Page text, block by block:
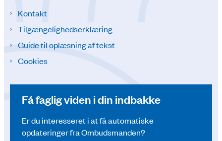
Kontakt
Tilgængelighedserklæring
Guide til oplæsning af tekst
Cookies
Få faglig viden i din indbakke
Er du interesseret i at få automatiske
opdateringer fra Ombudsmanden?